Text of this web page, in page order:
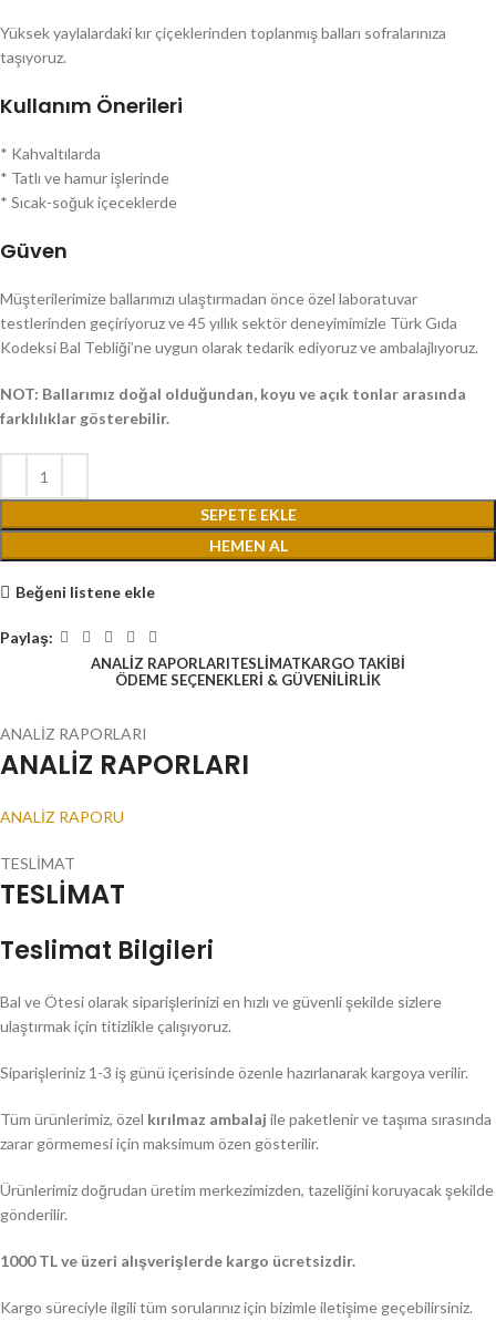
Yüksek yaylalardaki kır çiçeklerinden toplanmış balları sofralarınıza
taşıyoruz.
Kullanım Önerileri
* Kahvaltılarda
* Tatlı ve hamur işlerinde
* Sıcak-soğuk içeceklerde
Güven
Müşterilerimize ballarımızı ulaştırmadan önce özel laboratuvar
testlerinden geçiriyoruz ve 45 yıllık sektör deneyimimizle Türk Gıda
Kodeksi Bal Tebliği’ne uygun olarak tedarik ediyoruz ve ambalajlıyoruz.
NOT: Ballarımız doğal olduğundan, koyu ve açık tonlar arasında
farklılıklar gösterebilir.
SEPETE EKLE
HEMEN AL
Beğeni listene ekle
Paylaş:
ANALİZ RAPORLARITESLİMATKARGO TAKİBİ
ÖDEME SEÇENEKLERİ & GÜVENİLİRLİK
ANALİZ RAPORLARI
ANALİZ RAPORLARI
ANALİZ RAPORU
TESLİMAT
TESLİMAT
Teslimat Bilgileri
Bal ve Ötesi olarak siparişlerinizi en hızlı ve güvenli şekilde sizlere
ulaştırmak için titizlikle çalışıyoruz.
Siparişleriniz 1-3 iş günü içerisinde özenle hazırlanarak kargoya verilir.
Tüm ürünlerimiz, özel kırılmaz ambalaj ile paketlenir ve taşıma sırasında
zarar görmemesi için maksimum özen gösterilir.
Ürünlerimiz doğrudan üretim merkezimizden, tazeliğini koruyacak şekilde
gönderilir.
1000 TL ve üzeri alışverişlerde kargo ücretsizdir.
Kargo süreciyle ilgili tüm sorularınız için bizimle iletişime geçebilirsiniz.